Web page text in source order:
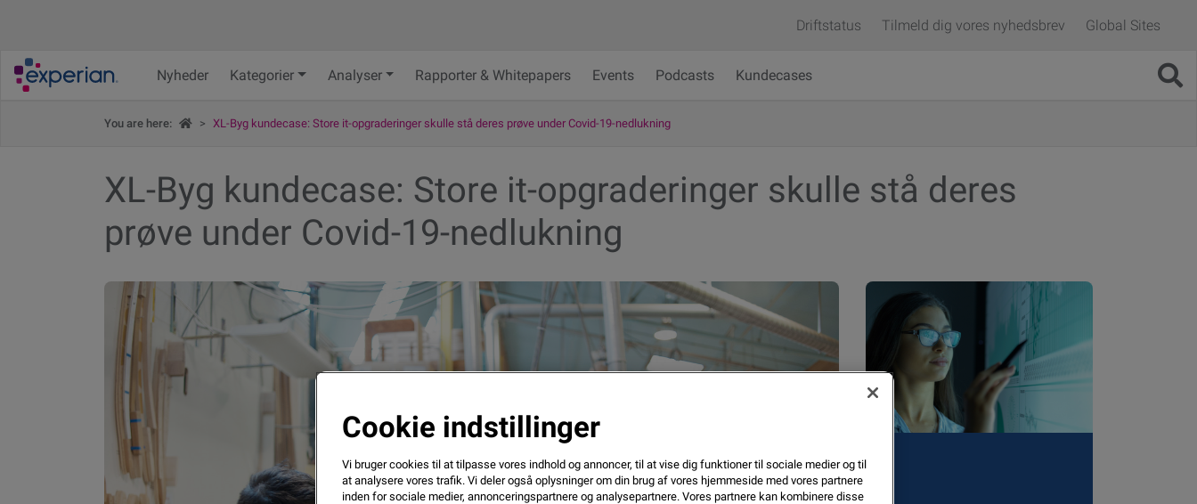
Driftstatus Tilmeld dig vores nyhedsbrev Global Sites
Nyheder Kategorier Analyser Rapporter & Whitepapers Events Podcasts Kundecases
You are here: Indblik
> XL-Byg kundecase: Store it-opgraderinger skulle stå deres prøve under Covid-19-nedlukning
XL-Byg kundecase: Store it-opgraderinger skulle stå deres
prøve under Covid-19-nedlukning
Cookie indstillinger
Vi bruger cookies til at tilpasse vores indhold og annoncer, til at vise dig funktioner til sociale medier og til
at analysere vores trafik. Vi deler også oplysninger om din brug af vores hjemmeside med vores partnere
inden for sociale medier, annonceringspartnere og analysepartnere. Vores partnere kan kombinere disse